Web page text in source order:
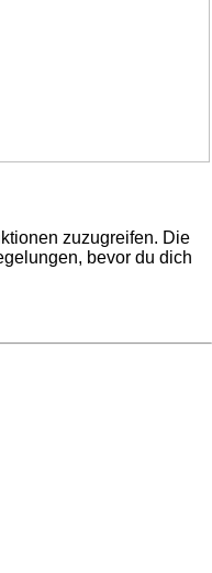
zuzugreifen. Die
bevor du dich